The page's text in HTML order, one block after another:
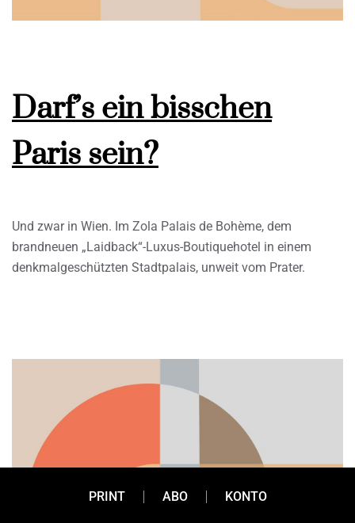
Darf’s ein bisschen
Paris sein?
Und zwar in Wien. Im Zola Palais de Bohème, dem
brandneuen „Laidback“-Luxus-Boutiquehotel in einem
denkmalgeschützten Stadtpalais, unweit vom Prater.
PRINT ABO KONTO